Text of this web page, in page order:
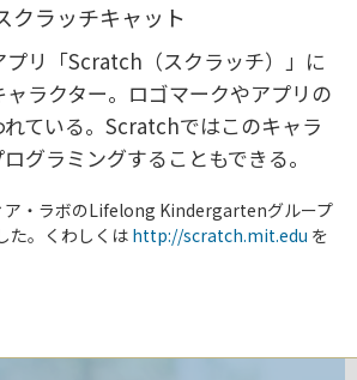
クラッチキャット
プリ「Scratch（スクラッチ）」に
ラクター。ロゴマークやアプリの
ている。Scratchではこのキャラ
グラミングすることもできる。
ア・ラボのLifelong Kindergartenグループ
た。くわしくはhttp://scratch.mit.edu を